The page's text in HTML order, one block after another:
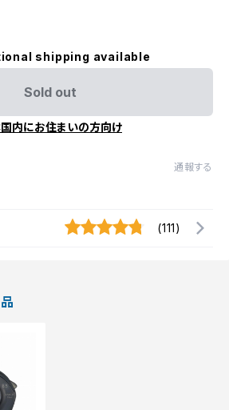
shipping available
Sold out
内にお住まいの方向け
通報する
(111)